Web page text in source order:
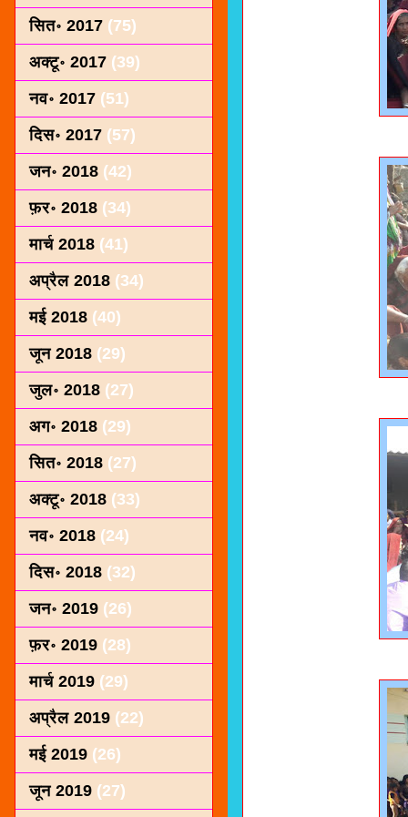
सित॰ 2017 (75)
अक्टू॰ 2017 (39)
नव॰ 2017 (51)
दिस॰ 2017 (57)
जन॰ 2018 (42)
फ़र॰ 2018 (34)
मार्च 2018 (41)
अप्रैल 2018 (34)
मई 2018 (40)
जून 2018 (29)
जुल॰ 2018 (27)
अग॰ 2018 (29)
सित॰ 2018 (27)
अक्टू॰ 2018 (33)
नव॰ 2018 (24)
दिस॰ 2018 (32)
जन॰ 2019 (26)
फ़र॰ 2019 (28)
मार्च 2019 (29)
अप्रैल 2019 (22)
मई 2019 (26)
जून 2019 (27)